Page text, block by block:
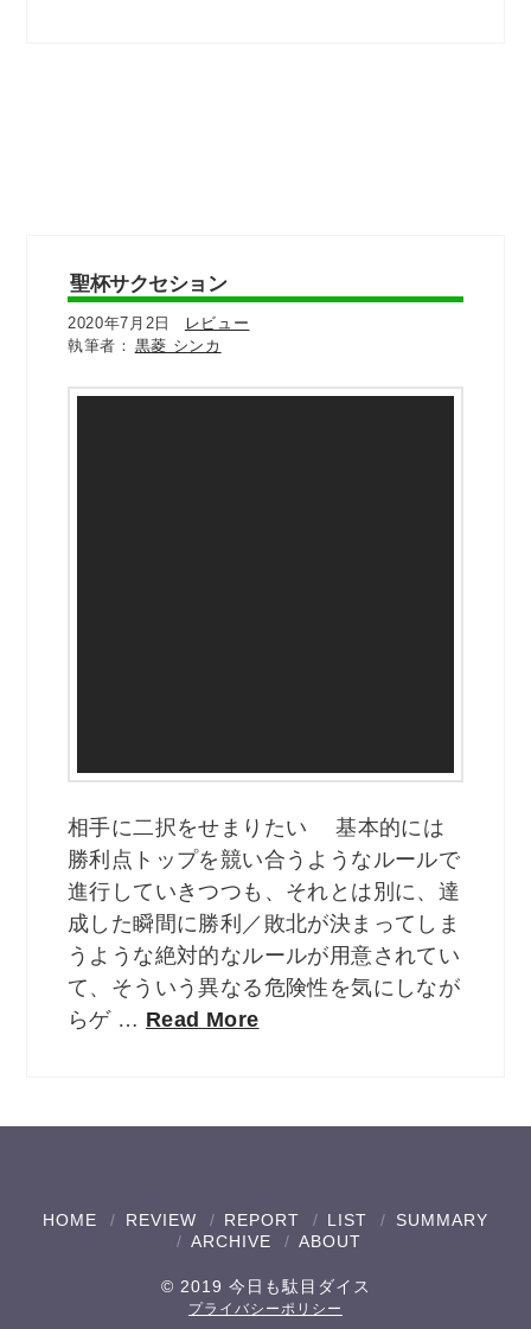
聖杯サクセション
2020年7月2日
レビュー
黒菱 シンカ
相手に二択をせまりたい 基本的には
勝利点トップを競い合うようなルールで
進行していきつつも、それとは別に、達
成した瞬間に勝利／敗北が決まってしま
うような絶対的なルールが用意されてい
て、そういう異なる危険性を気にしなが
らゲ … Read More
HOME REVIEW REPORT LIST
SUMMARY
ARCHIVE
ABOUT
© 2019 今日も駄目ダイス
プライバシーポリシー